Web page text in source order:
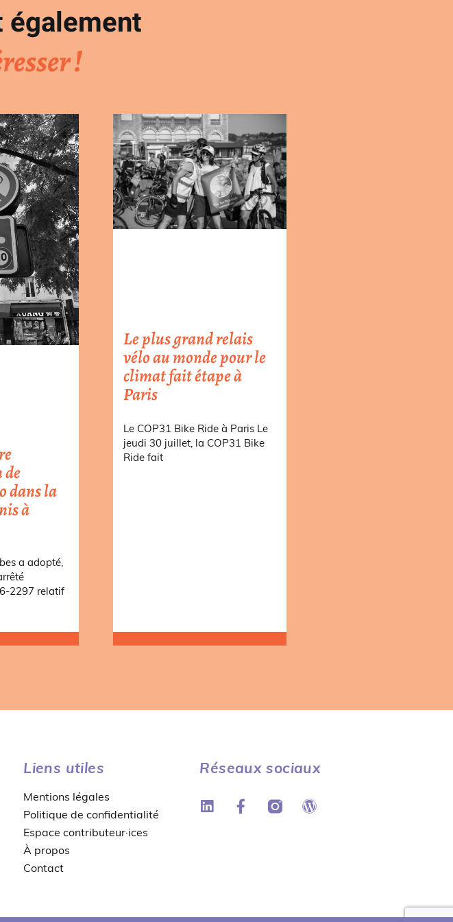
également
!
dans la
à
a adopté,
2297 relatif
Le plus grand relais
vélo au monde pour le
climat fait étape à
Paris
Le COP31 Bike Ride à Paris Le
jeudi 30 juillet, la COP31 Bike
Ride fait
Liens utiles
Mentions légales
Politique de confidentialité
Espace contributeur·ices
À propos
Contact
Réseaux sociaux